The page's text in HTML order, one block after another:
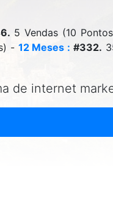
5 Vendas (10
- 12 Meses : #332.
de internet